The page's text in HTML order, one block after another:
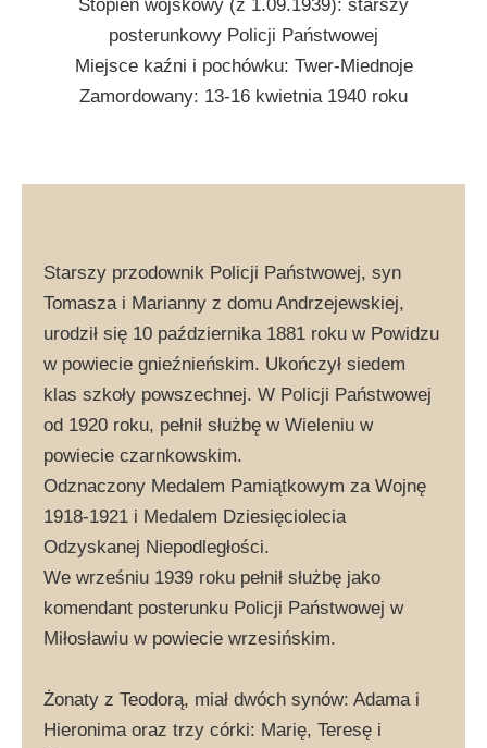
Stopień wojskowy (z 1.09.1939): starszy
posterunkowy Policji Państwowej
Miejsce kaźni i pochówku: Twer-Miednoje
Zamordowany: 13-16 kwietnia 1940 roku
Starszy przodownik Policji Państwowej, syn
Tomasza i Marianny z domu Andrzejewskiej,
urodził się 10 października 1881 roku w Powidzu
w powiecie gnieźnieńskim. Ukończył siedem
klas szkoły powszechnej. W Policji Państwowej
od 1920 roku, pełnił służbę w Wieleniu w
powiecie czarnkowskim.
Odznaczony Medalem Pamiątkowym za Wojnę
1918-1921 i Medalem Dziesięciolecia
Odzyskanej Niepodległości.
We wrześniu 1939 roku pełnił służbę jako
komendant posterunku Policji Państwowej w
Miłosławiu w powiecie wrzesińskim.
Żonaty z Teodorą, miał dwóch synów: Adama i
Hieronima oraz trzy córki: Marię, Teresę i